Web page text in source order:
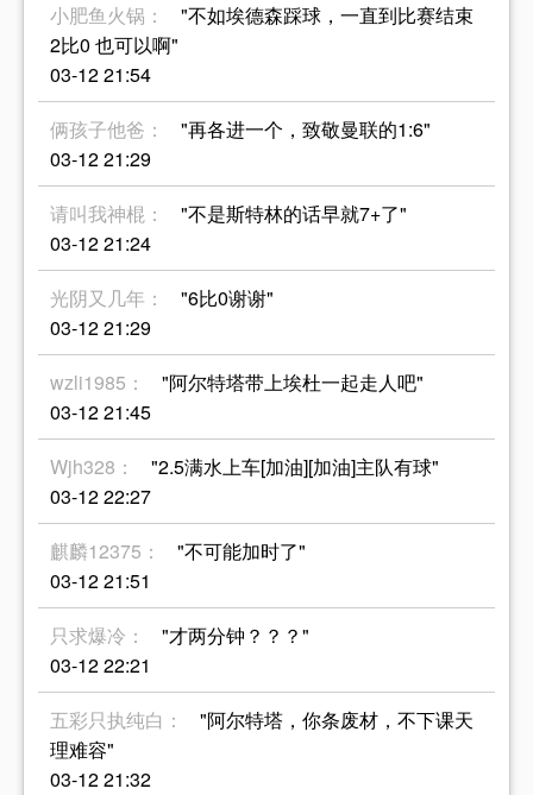
小肥鱼火锅：
"不如埃德森踩球，一直到比赛结束
2比0 也可以啊"
03-12 21:54
俩孩子他爸：
"再各进一个，致敬曼联的1:6"
03-12 21:29
请叫我神棍：
"不是斯特林的话早就7+了"
03-12 21:24
光阴又几年：
"6比0谢谢"
03-12 21:29
wzli1985：
"阿尔特塔带上埃杜一起走人吧"
03-12 21:45
Wjh328：
"2.5满水上车[加油][加油]主队有球"
03-12 22:27
麒麟12375：
"不可能加时了"
03-12 21:51
只求爆冷：
"才两分钟？？？"
03-12 22:21
五彩只执纯白：
"阿尔特塔，你条废材，不下课天
理难容"
03-12 21:32